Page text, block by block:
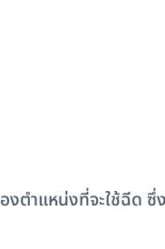
ตำแหน่งที่จะใช้ฉีด ซึ่